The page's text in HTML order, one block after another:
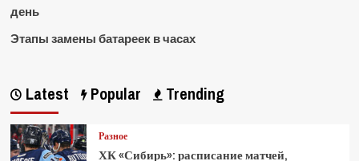
день
Этапы замены батареек в часах
Latest Popular Trending
Разное
ХК «Сибирь»: расписание матчей,